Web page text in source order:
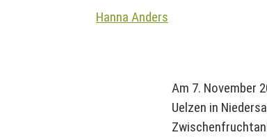
Hanna Anders
Am 7. November
Uelzen in